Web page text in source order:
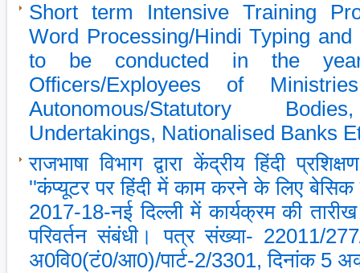
Short term Intensive Training
Word Processing/Hindi Typing
to be conducted in the
Officers/Exployees of
Autonomous/Statutory
Undertakings, Nationalised Banks
राजभाषा विभाग द्वारा केंद्रीय हिंदी
''कंप्‍यूटर पर हिंदी में काम करने के लिए बेसिक
2017-18-नई दिल्‍ली में कार्यक्रम की
परिवर्तन संबंधी। पत्र संख्‍या- 22011/
अ0वि0(टं0/आ0)/पार्ट-2/3301, दिनांक 5